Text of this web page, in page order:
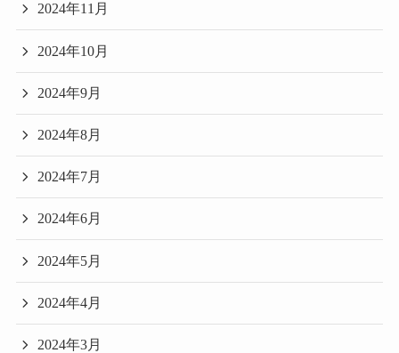
2024年11月
2024年10月
2024年9月
2024年8月
2024年7月
2024年6月
2024年5月
2024年4月
2024年3月